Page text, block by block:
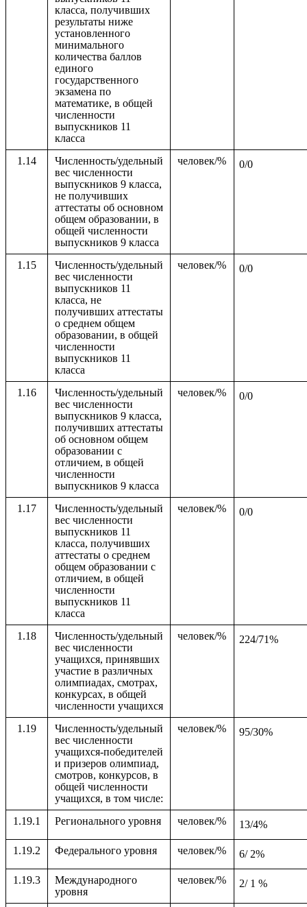
класса, получивших
результаты ниже
установленного
минимального
количества баллов
единого
государственного
экзамена по
математике, в общей
численности
выпускников 11
класса
1.14
Численность/удельный
вес численности
выпускников 9 класса,
не получивших
аттестаты об основном
общем образовании, в
общей численности
выпускников 9 класса
человек/% 0/0
1.15
Численность/удельный
вес численности
выпускников 11
класса, не
получивших аттестаты
о среднем общем
образовании, в общей
численности
выпускников 11
класса
человек/% 0/0
1.16
Численность/удельный
вес численности
выпускников 9 класса,
получивших аттестаты
об основном общем
образовании с
отличием, в общей
численности
выпускников 9 класса
человек/% 0/0
1.17
Численность/удельный
вес численности
выпускников 11
класса, получивших
аттестаты о среднем
общем образовании с
отличием, в общей
численности
выпускников 11
класса
человек/% 0/0
1.18
Численность/удельный
вес численности
учащихся, принявших
участие в различных
олимпиадах, смотрах,
конкурсах, в общей
численности учащихся
человек/% 224/71%
1.19
Численность/удельный
вес численности
учащихся-победителей
и призеров олимпиад,
смотров, конкурсов, в
общей численности
учащихся, в том числе:
человек/% 95/30%
1.19.1 Регионального уровня человек/% 13/4%
1.19.2 Федерального уровня человек/% 6/ 2%
1.19.3
Международного
уровня
человек/% 2/ 1 %